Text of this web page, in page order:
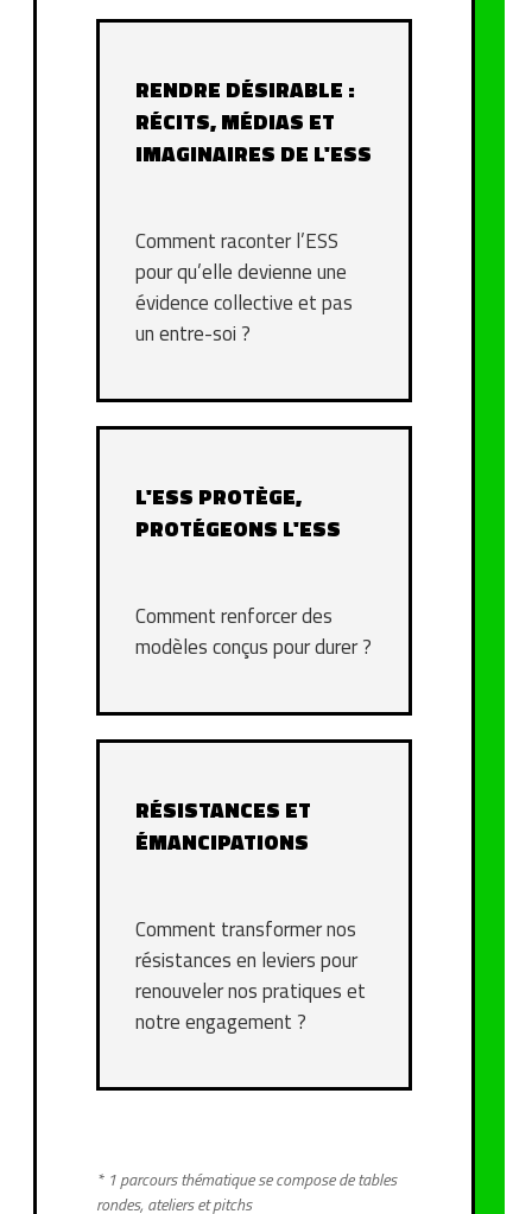
RENDRE DÉSIRABLE :
RÉCITS, MÉDIAS ET
IMAGINAIRES DE L'ESS
Comment raconter l’ESS
pour qu’elle devienne une
évidence collective et pas
un entre-soi ?
L'ESS PROTÈGE,
PROTÉGEONS L'ESS
Comment renforcer des
modèles conçus pour durer ?
RÉSISTANCES ET
ÉMANCIPATIONS
Comment transformer nos
résistances en leviers pour
renouveler nos pratiques et
notre engagement ?
* 1 parcours thématique se compose de tables
rondes, ateliers et pitchs